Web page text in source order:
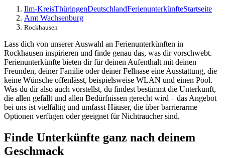
Ilm-KreisThüringenDeutschlandFerienunterkünfteStartseite
Amt Wachsenburg
Rockhausen
Lass dich von unserer Auswahl an Ferienunterkünften in
Rockhausen inspirieren und finde genau das, was dir vorschwebt.
Ferienunterkünfte bieten dir für deinen Aufenthalt mit deinen
Freunden, deiner Familie oder deiner Fellnase eine Ausstattung, die
keine Wünsche offenlässt, beispielsweise WLAN und einen Pool.
Was du dir also auch vorstellst, du findest bestimmt die Unterkunft,
die allen gefällt und allen Bedürfnissen gerecht wird – das Angebot
bei uns ist vielfältig und umfasst Häuser, die über barrierarme
Optionen verfügen oder geeignet für Nichtraucher sind.
Finde Unterkünfte ganz nach deinem
Geschmack